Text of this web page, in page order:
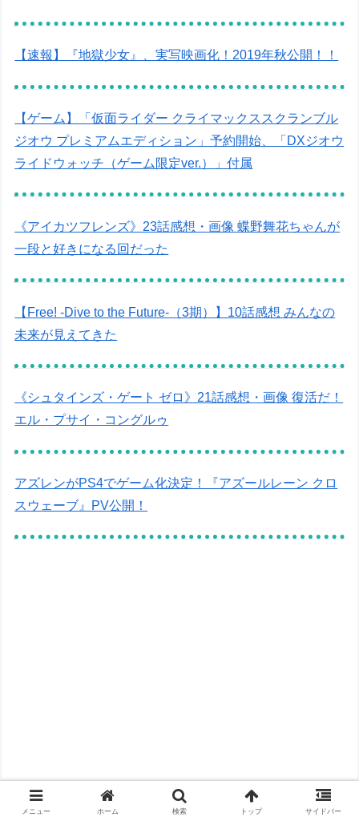
【速報】『地獄少女』、実写映画化！2019年秋公開！！
【ゲーム】「仮面ライダー クライマックススクランブル
ジオウ プレミアムエディション」予約開始、「DXジオウ
ライドウォッチ（ゲーム限定ver.）」付属
《アイカツフレンズ》23話感想・画像 蝶野舞花ちゃんが
一段と好きになる回だった
【Free! -Dive to the Future-（3期）】10話感想 みんなの
未来が見えてきた
《シュタインズ・ゲート ゼロ》21話感想・画像 復活だ！
エル・プサイ・コングルゥ
アズレンがPS4でゲーム化決定！『アズールレーン クロ
スウェーブ』PV公開！
メニュー ホーム 検索 トップ サイドバー